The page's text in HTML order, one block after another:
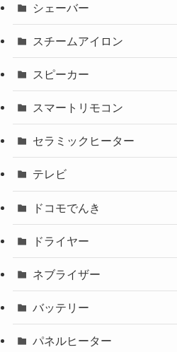
シェーバー
スチームアイロン
スピーカー
スマートリモコン
セラミックヒーター
テレビ
ドコモでんき
ドライヤー
ネブライザー
バッテリー
パネルヒーター